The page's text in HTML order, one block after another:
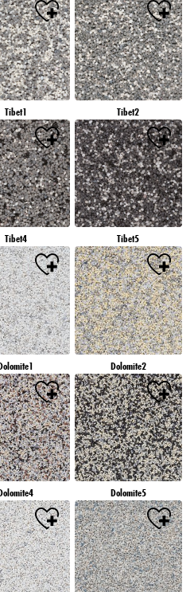
Tibet1 Tibet2
Tibet4 Tibet5
Dolomite2
Dolomite5